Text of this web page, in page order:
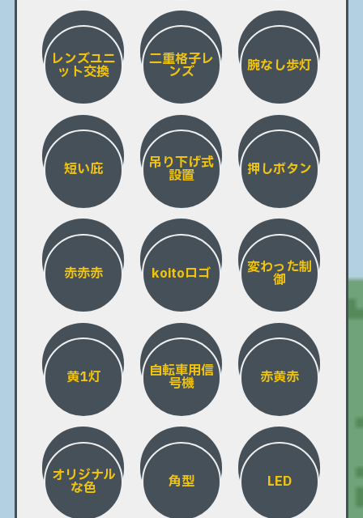
レンズユニ
ット交換
二重格子レ
ンズ 腕なし歩灯
短い庇 吊り下げ式
設置 押しボタン
赤赤赤 koitoロゴ 変わった制
御
黄1灯 自転車用信
号機 赤黄赤
オリジナル
な色 角型 LED